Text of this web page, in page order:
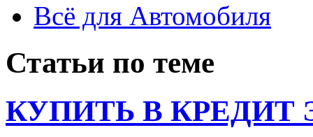
Всё для Автомобиля
Статьи по теме
КУПИТЬ В КРЕДИТ